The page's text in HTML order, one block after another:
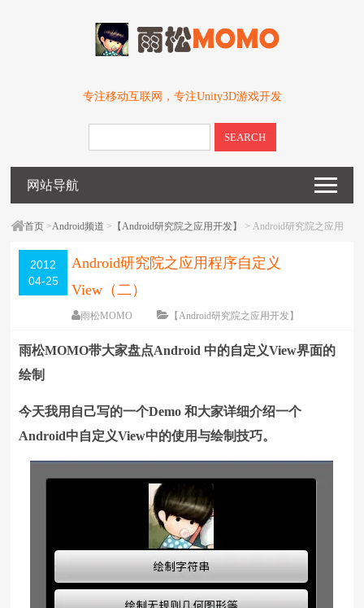
专注移动互联网，专注Unity3D游戏开发
SEARCH
网站导航
首页 >Android频道 > 【Android研究院之应用开发】
> Android研究院之应用
2012
04-25
Android研究院之应用程序自定义
View（二）
雨松MOMO
【Android研究院之应用开发】
编辑日期：2012-08-08 字体：大中小
雨松MOMO带大家盘点Android 中的自定义View界面的
绘制
今天我用自己写的一个Demo 和大家详细介绍一个
Android中自定义View中的使用与绘制技巧。